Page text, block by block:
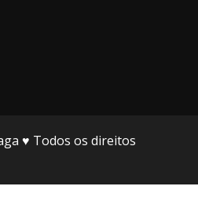
♥️ Todos os direitos